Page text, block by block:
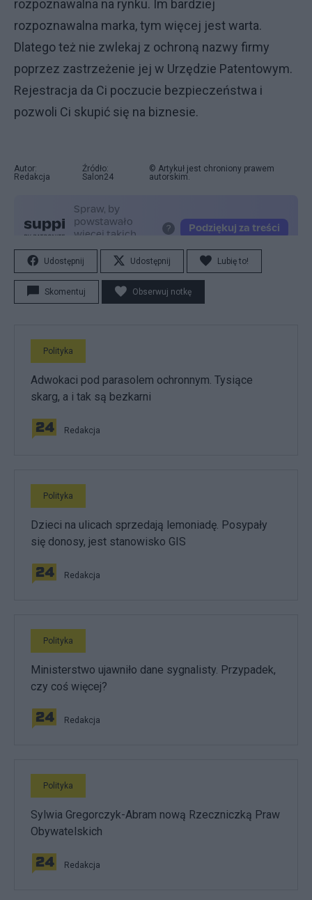
rozpoznawalna na rynku. Im bardziej
rozpoznawalna marka, tym więcej jest warta.
Dlatego też nie zwlekaj z ochroną nazwy firmy
poprzez zastrzeżenie jej w Urzędzie Patentowym.
Rejestracja da Ci poczucie bezpieczeństwa i
pozwoli Ci skupić się na biznesie.
Autor:
Redakcja
Źródło:
Salon24
© Artykuł jest chroniony prawem
autorskim.
Udostępnij Udostępnij Lubię to!
Skomentuj Obserwuj notkę
Polityka
Adwokaci pod parasolem ochronnym. Tysiące
skarg, a i tak są bezkarni
Redakcja
Polityka
Dzieci na ulicach sprzedają lemoniadę. Posypały
się donosy, jest stanowisko GIS
Redakcja
Polityka
Ministerstwo ujawniło dane sygnalisty. Przypadek,
czy coś więcej?
Redakcja
Polityka
Sylwia Gregorczyk-Abram nową Rzeczniczką Praw
Obywatelskich
Redakcja